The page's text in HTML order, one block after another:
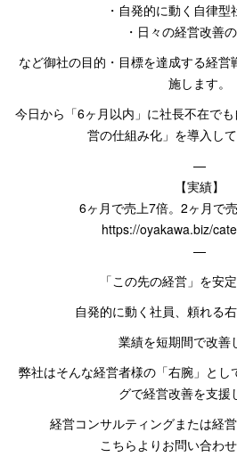
・自発的に動く自律型
・日々の経営改善
など御社の目的・目標を達成する経
施します。
今日から「6ヶ月以内」に社長不在で
営の仕組み化」を導入し
—
【実績】
6ヶ月で売上7倍。 2ヶ月で
https://oyakawa.biz/
—
「この先の経営」を安
自発的に動く社員、頼れる
業績を短期間で改善
弊社はそんな経営者様の「右腕」とし
グで経営改善を支援
経営コンサルティングまたは経
こちらよりお問い合わせ